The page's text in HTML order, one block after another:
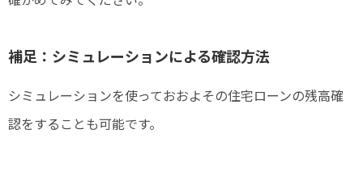
補足：シミュレーションによる確認方法
シミュレーションを使っておおよその住宅ローンの残高確
認をすることも可能です。